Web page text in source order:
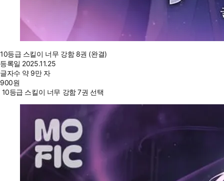
10등급 스킬이 너무 강함 8권 (완결)
등록일 2025.11.25
글자수 약 9만 자
900원
10등급 스킬이 너무 강함 7권 선택